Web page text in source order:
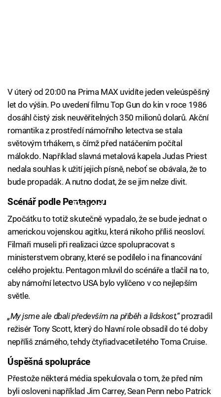
V úterý od 20:00 na Prima MAX uvidíte jeden veleúspěšný
let do výšin. Po uvedení filmu Top Gun do kin v roce 1986
dosáhl čistý zisk neuvěřitelných 350 milionů dolarů. Akční
romantika z prostředí námořního letectva se stala
světovým trhákem, s čímž před natáčením počítal
málokdo. Například slavná metalová kapela Judas Priest
nedala souhlas k užití jejich písně, neboť se obávala, že to
bude propadák. A nutno dodat, že se jim nelze divit.
Failed to fetch
Scénář podle Pentagonu
Zpočátku to totiž skutečně vypadalo, že se bude jednat o
americkou vojenskou agitku, která nikoho příliš neosloví.
Filmaři museli při realizaci úzce spolupracovat s
ministerstvem obrany, které se podílelo i na financování
celého projektu. Pentagon mluvil do scénáře a tlačil na to,
aby námořní letectvo USA bylo vylíčeno v co nejlepším
světle.
„My jsme ale dbali především na příběh a lidskost,“prozradil
režisér Tony Scott, který do hlavní role obsadil do té doby
nepříliš známého, tehdy čtyřiadvacetiletého Toma Cruise.
Úspěšná spolupráce
Přestože některá média spekulovala o tom, že před ním
byli osloveni například Jim Carrey, Sean Penn nebo Patrick